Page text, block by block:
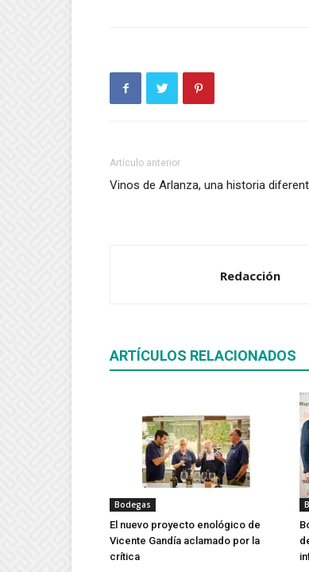
Artículo anterior
Vinos de Arlanza, una historia
Redacción
ARTÍCULOS RELACIONADOS
Bodegas
El nuevo proyecto enológico de
Vicente Gandía aclamado por la
crítica